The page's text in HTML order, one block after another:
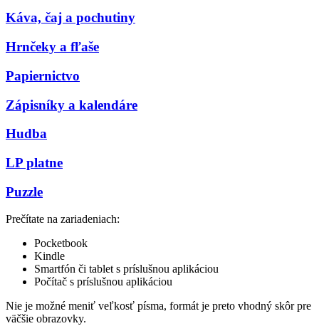
Káva, čaj a pochutiny
Hrnčeky a fľaše
Papiernictvo
Zápisníky a kalendáre
Hudba
LP platne
Puzzle
Prečítate na zariadeniach:
Pocketbook
Kindle
Smartfón či tablet s príslušnou aplikáciou
Počítač s príslušnou aplikáciou
Nie je možné meniť veľkosť písma, formát je preto vhodný skôr pre
väčšie obrazovky.